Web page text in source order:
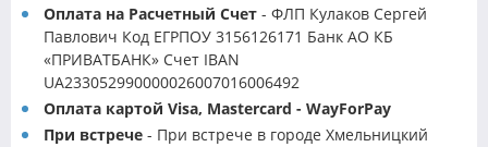
Оплата на Расчетный Счет - ФЛП Кулаков Сергей
Павлович Код ЕГРПОУ 3156126171 Банк АО КБ
«ПРИВАТБАНК» Счет IBAN
UA233052990000026007016006492
Оплата картой Visa, Mastercard - WayForPay
При встрече - При встрече в городе Хмельницкий